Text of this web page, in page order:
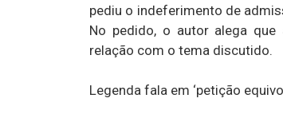
pediu o indeferimento de
No pedido, o autor alega que
relação com o tema discutido.
Legenda fala em ‘petição